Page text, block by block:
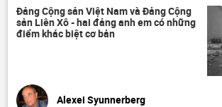
Video từ Ukraina
DNR
Sáp nhập DNR, LNR, Zaporozhye và Kherson vào Nga
Vladimir Putin
Đảng Cộng sản Việt Nam và Đảng Cộng
sản Liên Xô - hai đảng anh em có những
điểm khác biệt cơ bản
Alexei Syunnerberg